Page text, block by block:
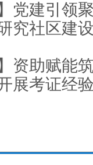
党建引领
究社区建
】资助赋
展考证经